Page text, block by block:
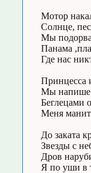
Мотор
Солнце,
Мы
Панама
Где нас
Принцесса
Мы
Беглецами
Меня манит
До заката
Звезды с
Дров
Я по уши в